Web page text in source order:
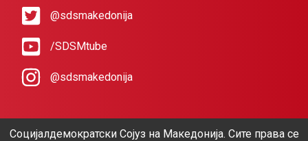
@sdsmakedonija
/SDSMtube
@sdsmakedonija
Социјалдемократски Сојуз на Македонија. Сите права се